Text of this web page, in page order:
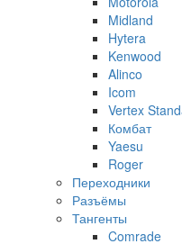
Midland
Hytera
Kenwood
Alinco
Icom
Vertex
Комбат
Yaesu
Roger
Переходники
Разъёмы
Тангенты
Comrade